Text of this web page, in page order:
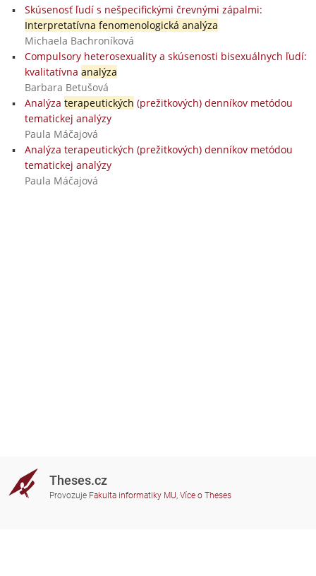
Skúsenosť ľudí s nešpecifickými črevnými zápalmi:
Interpretatívna fenomenologická analýza
Michaela Bachroníková
Compulsory heterosexuality a skúsenosti bisexuálnych ľudí:
kvalitatívna analýza
Barbara Betušová
Analýza terapeutických (prežitkových) denníkov metódou
tematickej analýzy
Paula Máčajová
Analýza terapeutických (prežitkových) denníkov metódou
tematickej analýzy
Paula Máčajová
Theses.cz
Provozuje Fakulta informatiky MU, Více o Theses